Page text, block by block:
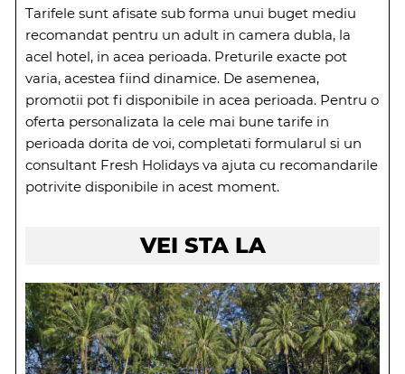
Tarifele sunt afisate sub forma unui buget mediu
recomandat pentru un adult in camera dubla, la
acel hotel, in acea perioada. Preturile exacte pot
varia, acestea fiind dinamice. De asemenea,
promotii pot fi disponibile in acea perioada. Pentru o
oferta personalizata la cele mai bune tarife in
perioada dorita de voi, completati formularul si un
consultant Fresh Holidays va ajuta cu recomandarile
potrivite disponibile in acest moment.
VEI STA LA